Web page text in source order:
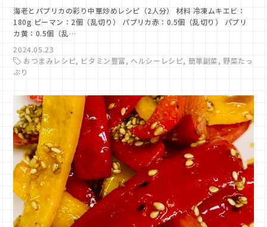
海老とパプリカの彩り中華炒めレシピ（2人分） 材料 冷凍ムキエビ：
180g ピーマン：2個（乱切り） パプリカ赤：0.5個（乱切り） パプリ
カ黄：0.5個（乱…
2024.05.23
おつまみレシピ ビタミン豊富 ヘルシーレシピ 簡単副菜
野菜たっ
ぷり